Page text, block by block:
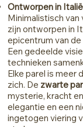
Ontworpen in
Minimalistisch
zijn ontworpen in
epicentrum van
Een gedeelde
technieken
Elke parel is meer
zich. De zwarte
mysterie, kracht
elegantie en een
ingetogen viering